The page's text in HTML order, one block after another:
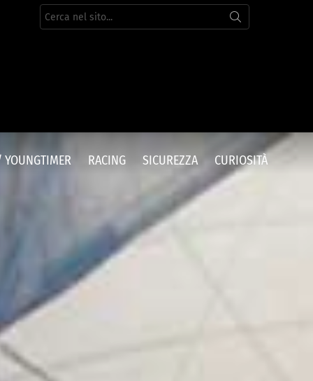
Cerca
per:
YOUNGTIMER RACING SICUREZZA CURIOSITÀ